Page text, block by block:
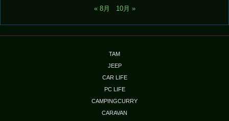
« 8月
10月 »
TAM
JEEP
CAR LIFE
PC LIFE
CAMPINGCURRY
CARAVAN